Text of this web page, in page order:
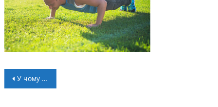
Навігація
У чому різниця між костюмом для залу та вуличних тренувань